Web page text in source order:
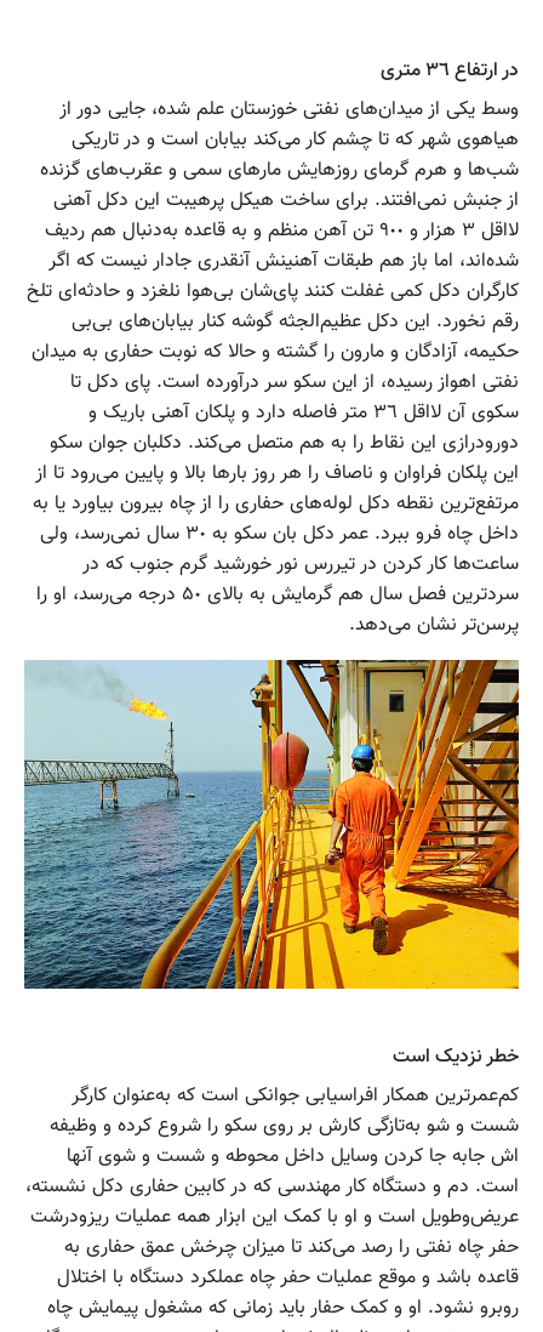
در ارتفاع ٣٦ متری
وسط یکی از میدان‌های نفتی خوزستان علم شده، جایی دور از
هیاهوی شهر که تا چشم کار می‌کند بیابان است و در تاریکی
شب‌ها و هرم گرمای روزهایش مارهای سمی و عقرب‌های گزنده
از جنبش نمی‌افتند. برای ساخت هیکل پرهیبت این دکل آهنی
لااقل ٣ هزار و ٩٠٠ تن آهن منظم و به قاعده به‌دنبال هم ردیف
شده‌اند، اما باز هم طبقات آهنینش آنقدری جادار نیست که اگر
کارگران دکل کمی غفلت کنند پای‌شان بی‌هوا نلغزد و حادثه‌ای تلخ
رقم نخورد. این دکل عظیم‌الجثه گوشه کنار بیابان‌های بی‌بی
حکیمه، آزادگان و مارون را گشته و حالا که نوبت حفاری به میدان
نفتی اهواز رسیده، از این سکو سر درآورده است. پای دکل تا
سکوی آن لااقل ٣٦ متر فاصله دارد و پلکان آهنی باریک و
دورودرازی این نقاط را به هم متصل می‌کند. دکلبان جوان سکو
این پلکان فراوان و ناصاف را هر روز بارها بالا و پایین می‌رود تا از
مرتفع‌ترین نقطه دکل لوله‌های حفاری را از چاه بیرون بیاورد یا به
داخل چاه فرو ببرد. عمر دکل بان سکو به ٣٠ سال نمی‌رسد، ولی
ساعت‌ها کار کردن در تیررس نور خورشید گرم جنوب که در
سردترین فصل سال هم گرمایش به بالای ۵٠ درجه می‌رسد، او را
پرسن‌تر نشان می‌دهد.
خطر نزدیک است
کم‌عمرترین همکار افراسیابی جوانکی است که به‌عنوان کارگر
شست و شو به‌تازگی کارش بر روی سکو را شروع کرده و وظیفه
اش جابه جا کردن وسایل داخل محوطه و شست و شوی آنها
است. دم و دستگاه کار مهندسی که در کابین حفاری دکل نشسته،
عریض‌وطویل است و او با کمک این ابزار همه عملیات ریزودرشت
حفر چاه نفتی را رصد می‌کند تا میزان چرخش عمق حفاری به
قاعده باشد و موقع عملیات حفر چاه عملکرد دستگاه با اختلال
روبرو نشود. او و کمک حفار باید زمانی که مشغول پیمایش چاه